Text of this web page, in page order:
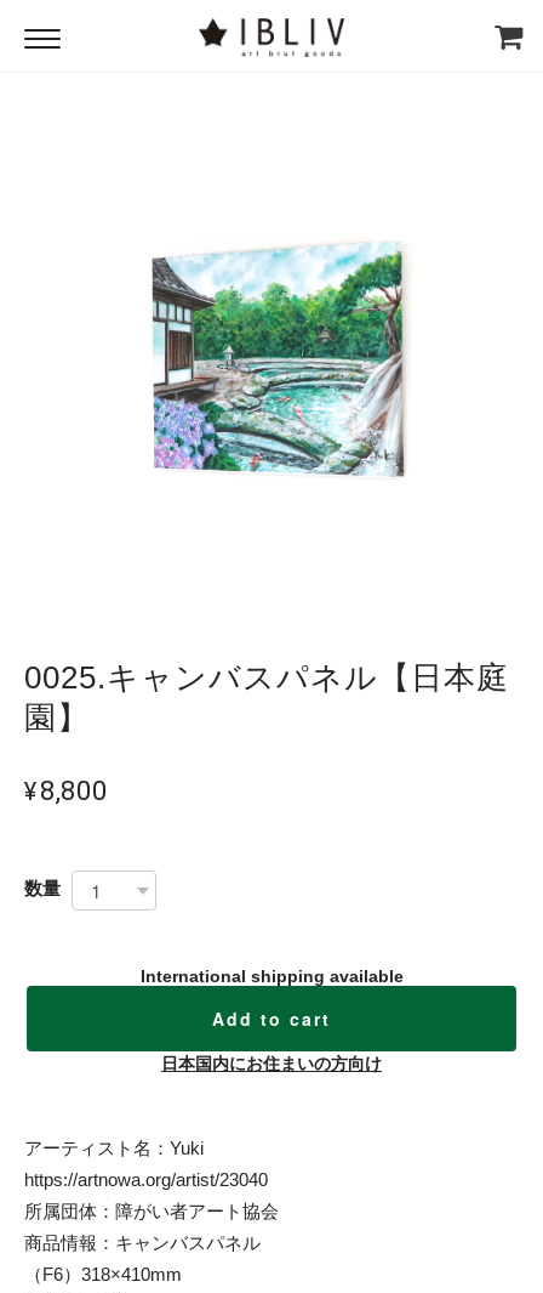
0025.キャンバスパネル【日本庭
園】
¥8,800
数量
International shipping available
Add to cart
日本国内にお住まいの方向け
アーティスト名：Yuki
https://artnowa.org/artist/23040
所属団体：障がい者アート協会
商品情報：キャンバスパネル
（F6）318×410mm